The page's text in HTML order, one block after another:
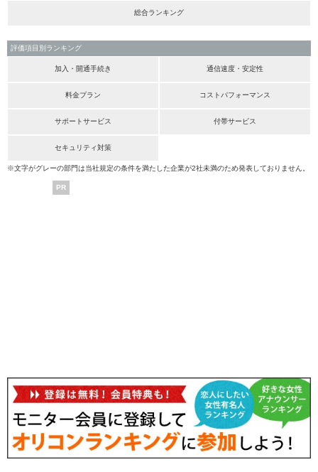
総合ランキング
評価項目別ランキング
加入・開通手続き 通信速度・安定性
料金プラン コストパフォーマンス
サポートサービス 付帯サービス
セキュリティ対策
※文字がグレーの部門は当社規定の条件を満たした企業が2社未満のため発表しておりません。
PR